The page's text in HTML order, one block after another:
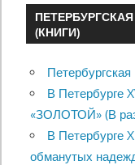
(КНИГИ)
В Петербурге
«ЗОЛОТОЙ» (В
В Петербурге
обманутых